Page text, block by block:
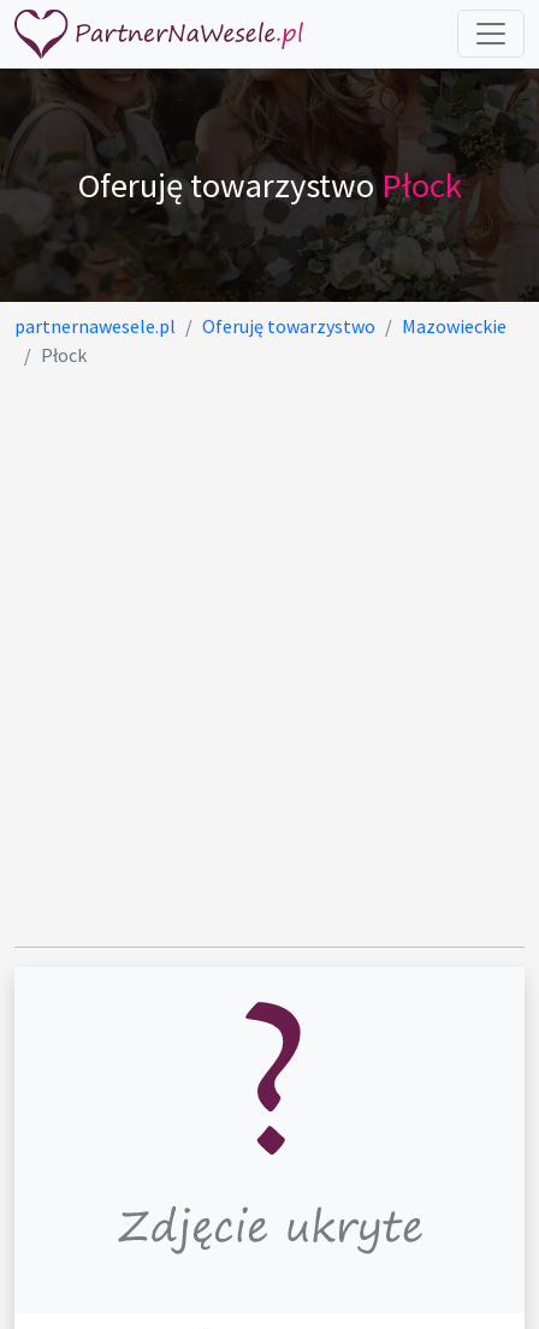
Oferuję towarzystwoPłock
partnernawesele.pl Oferuję towarzystwo
Mazowieckie
Płock